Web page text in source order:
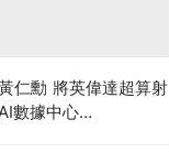
仁勳 將英偉達超算射
數據中心